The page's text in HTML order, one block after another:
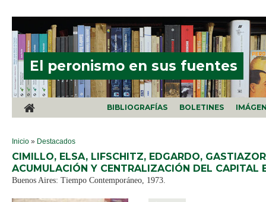
El peronismo en sus fuentes
BIBLIOGRAFÍAS BOLETINES
SE ENCUENTRA USTED AQUÍ
Inicio » Destacados
CIMILLO, ELSA, LIFSCHITZ, EDGARDO,
ACUMULACIÓN Y CENTRALIZACIÓN DEL CAPITAL
Buenos Aires: Tiempo Contemporáneo, 1973.